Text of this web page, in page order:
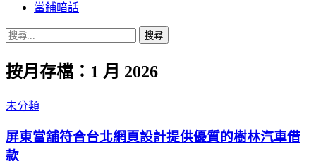
內
容
當鋪暗話
搜
關
字:
按月存檔：1 月 2026
未分類
屏東當舖符合台北網頁設計提供優質的樹林汽車借
款